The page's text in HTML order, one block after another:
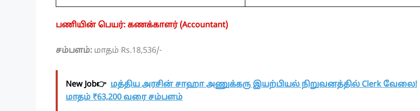
பணியின் பெயர்: கணக்காளர் (Accountant)
சம்பளம்: மாதம் Rs.18,536/-
New Job👉 மத்திய அரசின் சாஹா அணுக்கரு இயற்பியல் நிறுவனத்தில் Clerk வேலை!
மாதம் ₹63,200 வரை சம்பளம்